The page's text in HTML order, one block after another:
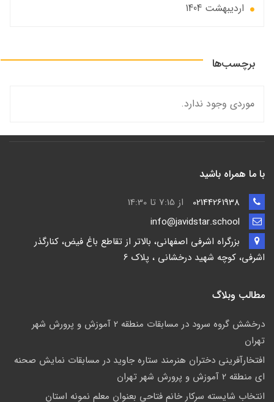
ارديبهشت 1404
برچسب‌ها
موردی وجود ندارد.
با ما همراه باشید
از 7:15 تا 14:30
بزرگراه اشرفی اصفهانی، بالاتر از تقاطع باغ فیض، کنارگذر
اشرفی، کوچه شهید درخشانی ، پلاک 6
مطالب وبلاگ
درخشش گروه سرود در مسابقات منطقه 2 آموزش و پرورش شهر
تهران
افتخارآفرینی دختران هنرمند ستاره جاوید در مسابقات نمایش صحنه
ای منطقه 2 آموزش و پرورش شهر تهران
انتخاب شایسته سرکار خانم فتاحی بعنوان معلم نمونه استان